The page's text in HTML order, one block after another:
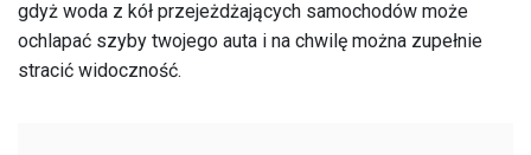
gdyż woda z kół przejeżdżających samochodów może
ochlapać szyby twojego auta i na chwilę można zupełnie
stracić widoczność.